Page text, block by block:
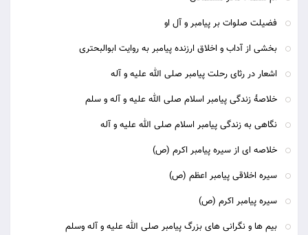
فضیلت صلوات بر پیامبر و آل او
بخشی از آداب و اخلاق ارزنده پیامبر به روایت ابوالبحتری
اشعار در رثای رحلت پیامبر صلی الله علیه و آله
خلاصۀ زندگی پیامبر اسلام صلی الله علیه و آله و سلم
نگاهی به زندگی پیامبر اسلام صلی الله علیه و آله
خلاصه ای از سیره پیامبر اکرم (ص)
سیره اخلاقی پیامبر اعظم (ص)
سیره پیامبر اکرم (ص)
بیم ها و نگرانی های بزرگ پیامبر صلی الله علیه و آله وسلم